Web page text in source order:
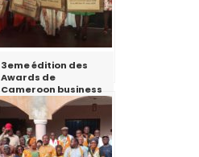
3eme édition des
Awards de
Cameroon business
today : la
promotrice de
Lamana sur la
deuxième marche
du podium